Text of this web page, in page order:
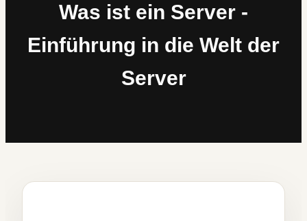
Was ist ein Server -
Einführung in die Welt der
Server